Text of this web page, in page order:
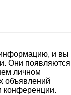
и вы
Они появляются
личном
объявлений
конференции.